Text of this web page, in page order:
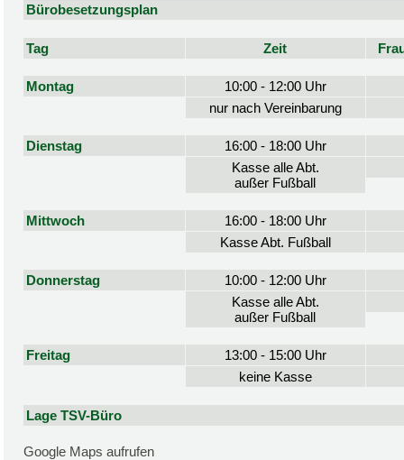
Bürobesetzungsplan
Tag Zeit
Montag
10:00 - 12:00 Uhr
nur nach Vereinbarung
Dienstag
16:00 - 18:00 Uhr
Kasse alle Abt.
außer Fußball
Mittwoch
16:00 - 18:00 Uhr
Kasse Abt. Fußball
Donnerstag
10:00 - 12:00 Uhr
Kasse alle Abt.
außer Fußball
Freitag
13:00 - 15:00 Uhr
keine Kasse
Lage TSV-Büro
Google Maps aufrufen